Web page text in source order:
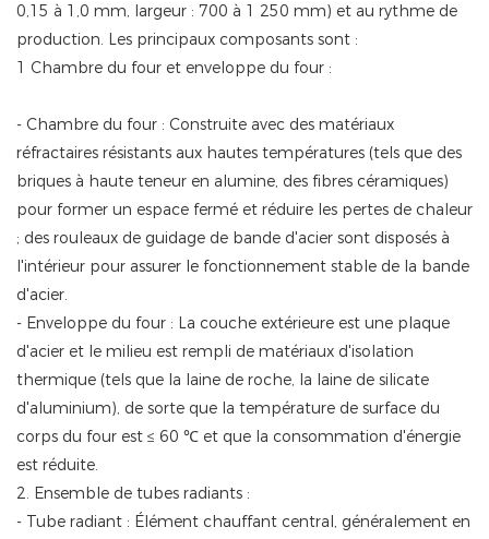
0,15 à 1,0 mm, largeur : 700 à 1 250 mm) et au rythme de
production. Les principaux composants sont :
1 Chambre du four et enveloppe du four :
- Chambre du four : Construite avec des matériaux
réfractaires résistants aux hautes températures (tels que des
briques à haute teneur en alumine, des fibres céramiques)
pour former un espace fermé et réduire les pertes de chaleur
; des rouleaux de guidage de bande d'acier sont disposés à
l'intérieur pour assurer le fonctionnement stable de la bande
d'acier.
- Enveloppe du four : La couche extérieure est une plaque
d'acier et le milieu est rempli de matériaux d'isolation
thermique (tels que la laine de roche, la laine de silicate
d'aluminium), de sorte que la température de surface du
corps du four est ≤ 60 ℃ et que la consommation d'énergie
est réduite.
2. Ensemble de tubes radiants :
- Tube radiant : Élément chauffant central, généralement en